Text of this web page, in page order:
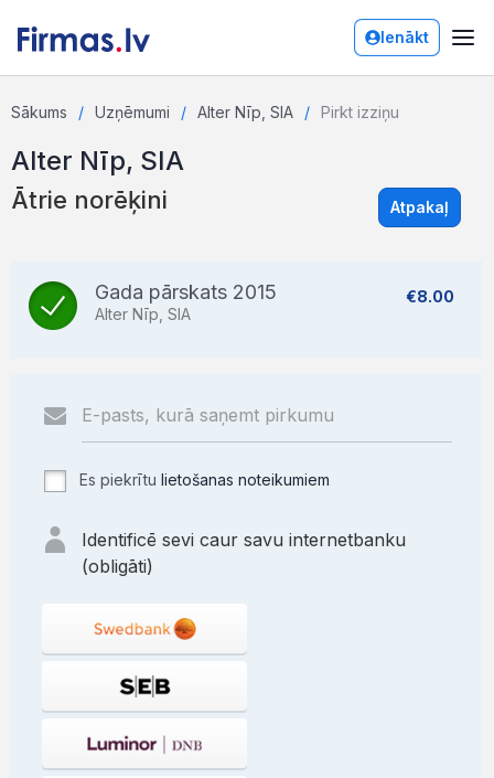
Ienākt
Sākums Uzņēmumi Alter Nīp, SIA Pirkt izziņu
Alter Nīp, SIA
Ātrie norēķini Atpakaļ
Gada pārskats 2015
Alter Nīp, SIA
€8.00
Es piekrītu lietošanas noteikumiem
Identificē sevi caur savu internetbanku
(obligāti)